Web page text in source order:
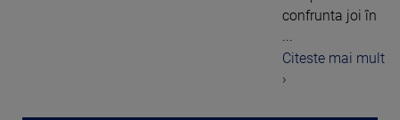
confrunta joi în
...
Citeste mai mult
›